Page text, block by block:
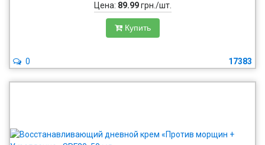
Цена: 89.99грн./шт.
Купить
17383
0